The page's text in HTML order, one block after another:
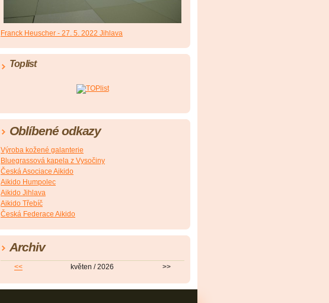
Franck Heuscher - 27. 5. 2022 Jihlava
Toplist
Oblíbené odkazy
Výroba kožené galanterie
Bluegrassová kapela z Vysočiny
Česká Asociace Aikido
Aikido Humpolec
Aikido Jihlava
Aikido Třebíč
Česká Federace Aikido
Archiv
<< květen / 2026 >>